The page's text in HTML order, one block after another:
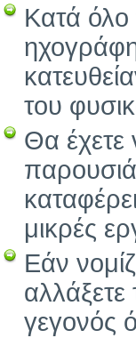
Κατά όλο
του
Θα έχετε
μικρές
Εάν
γεγονός